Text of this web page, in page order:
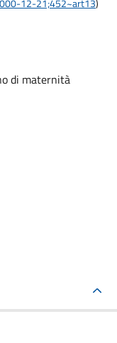
12-21;452~art13)
di maternità